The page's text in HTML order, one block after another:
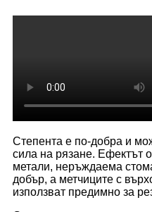
Степента е по-добра и
сила на рязане. Ефектът
метали, неръждаема
добър, а метчиците с
използват предимно за